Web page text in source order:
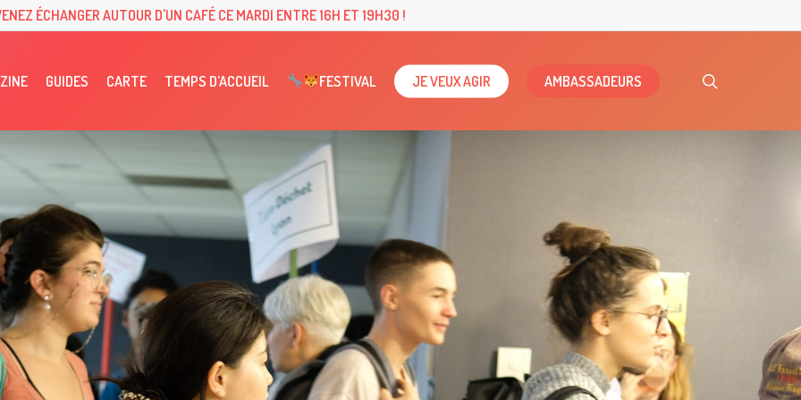
ÉCHANGER AUTOUR D'UN CAFÉ CE MARDI ENTRE 16H ET 19H30 !
GUIDES CARTE TEMPS D’ACCUEIL FESTIVAL JE VEUX AGIR AMBASSADEURS